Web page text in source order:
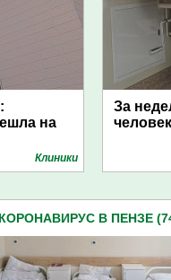
на
Клиники
За
КОРОНАВИРУС В ПЕНЗЕ